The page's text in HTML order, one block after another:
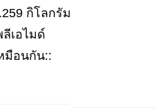
กิโลกรัม
เอไมด์
มือนกัน::